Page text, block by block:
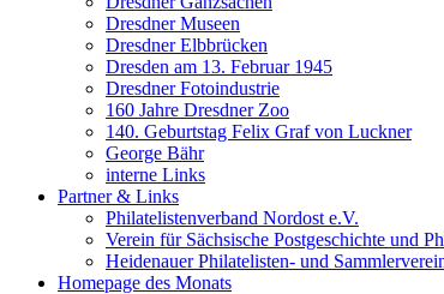
Dresdner Museen
Dresdner Elbbrücken
Dresden am 13. Februar 1945
Dresdner Fotoindustrie
160 Jahre Dresdner Zoo
140. Geburtstag Felix Graf von Luckner
George Bähr
interne Links
Partner & Links
Philatelistenverband Nordost e.V.
Verein für Sächsische Postgeschichte und
Heidenauer Philatelisten- und
Homepage des Monats